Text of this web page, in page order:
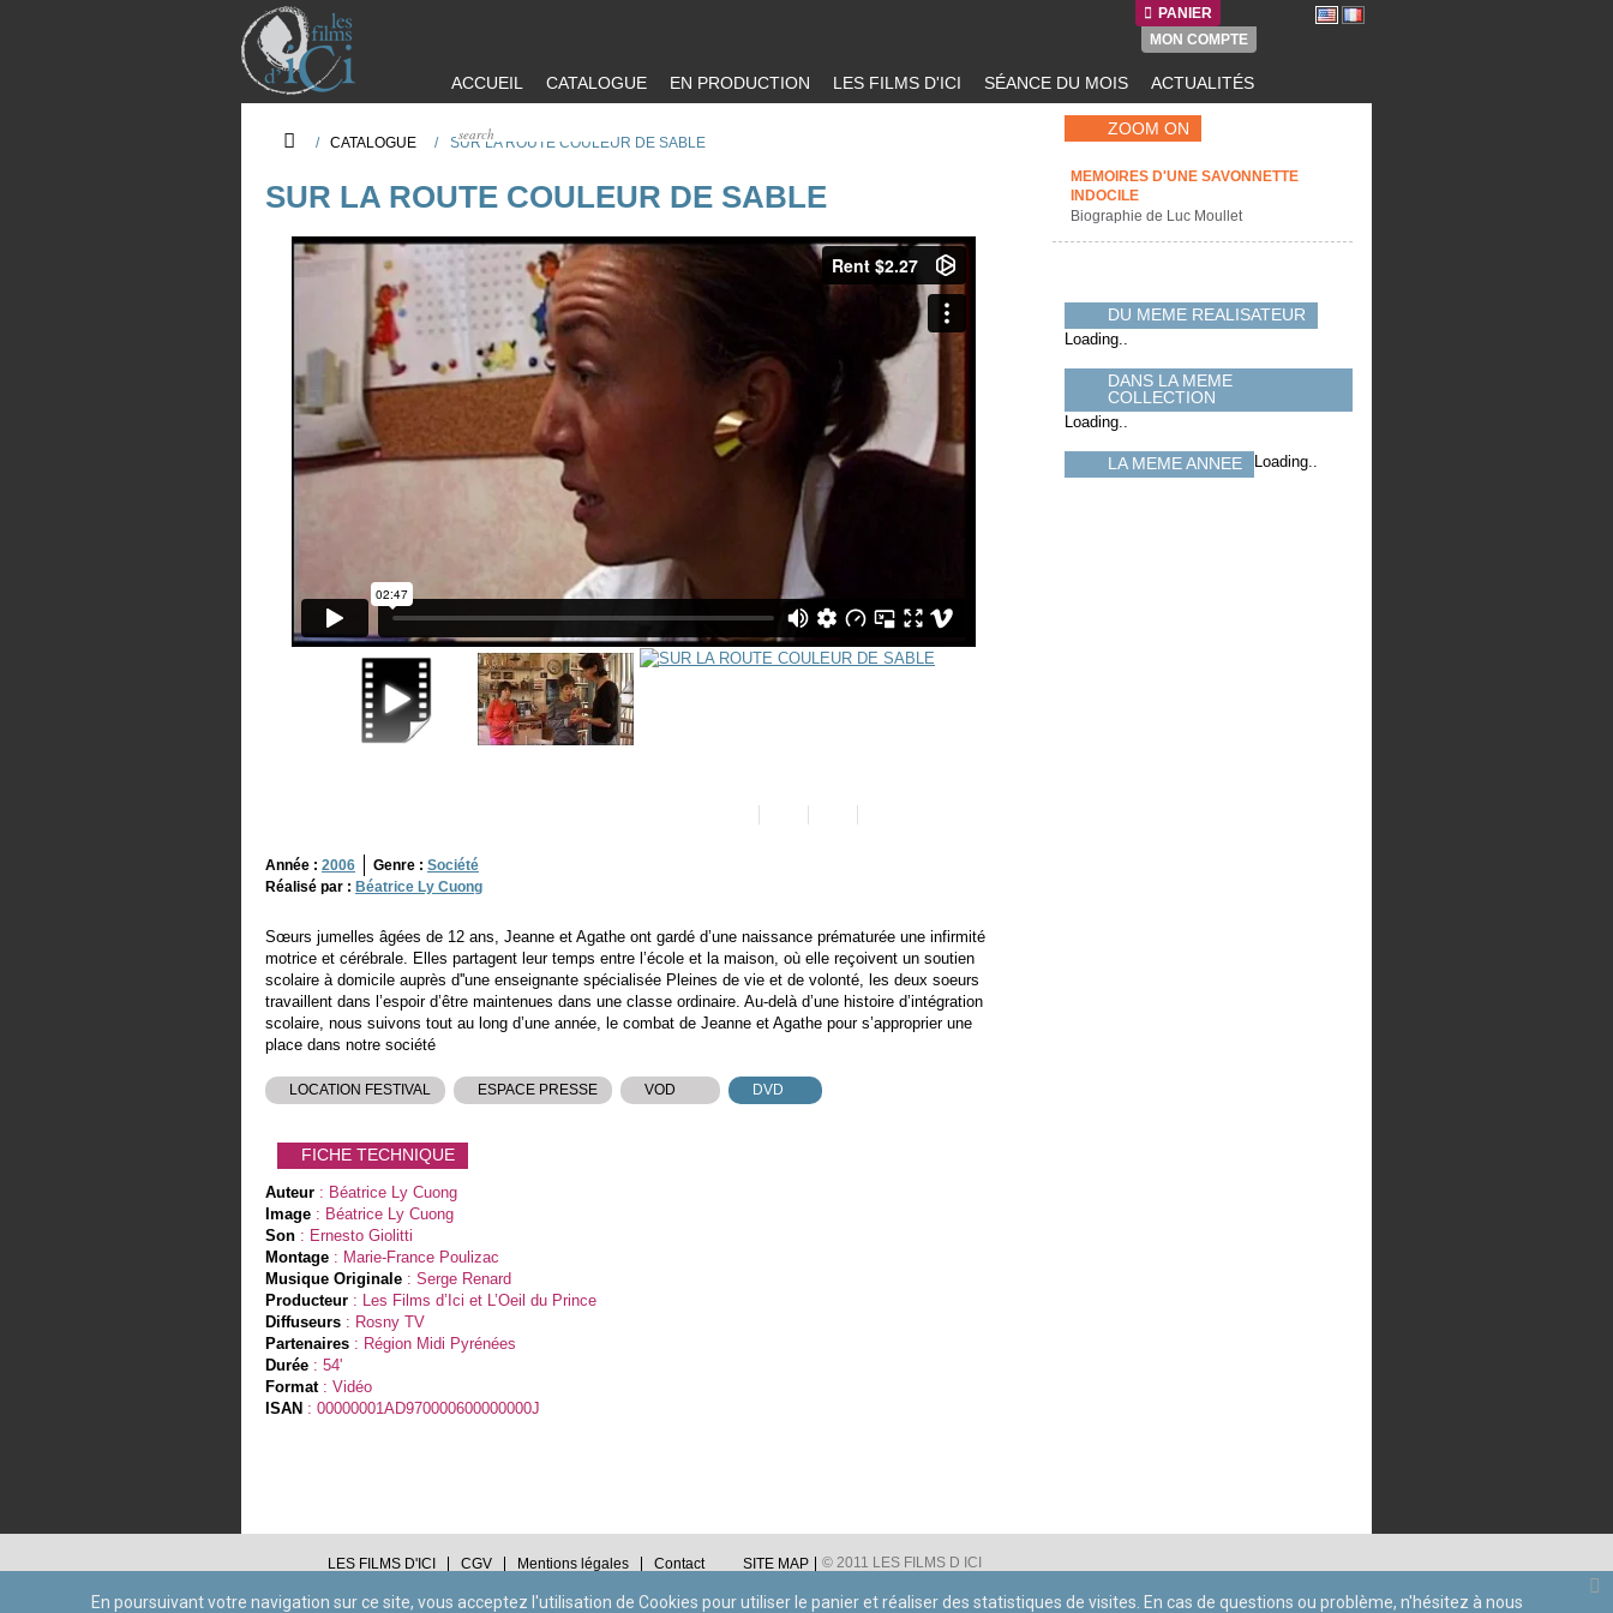
PANIER
MON COMPTE
ACCUEIL CATALOGUE EN PRODUCTION LES FILMS D'ICI SÉANCE DU MOIS ACTUALITÉS
/ CATALOGUE / SUR LA ROUTE COULEUR DE SABLE
SUR LA ROUTE COULEUR DE SABLE
Année : 2006 Genre : Société
Réalisé par : Béatrice Ly Cuong
Sœurs jumelles âgées de 12 ans, Jeanne et Agathe ont gardé d’une naissance prématurée une infirmité
motrice et cérébrale. Elles partagent leur temps entre l’école et la maison, où elle reçoivent un soutien
scolaire à domicile auprès d''une enseignante spécialisée Pleines de vie et de volonté, les deux soeurs
travaillent dans l’espoir d’être maintenues dans une classe ordinaire. Au-delà d’une histoire d’intégration
scolaire, nous suivons tout au long d’une année, le combat de Jeanne et Agathe pour s’approprier une
place dans notre société
LOCATION FESTIVAL ESPACE PRESSE VOD DVD
FICHE TECHNIQUE
Auteur : Béatrice Ly Cuong
Image : Béatrice Ly Cuong
Son : Ernesto Giolitti
Montage : Marie-France Poulizac
Musique Originale : Serge Renard
Producteur : Les Films d’Ici et L’Oeil du Prince
Diffuseurs : Rosny TV
Partenaires : Région Midi Pyrénées
Durée : 54'
Format: Vidéo
ISAN : 00000001AD970000600000000J
ZOOM ON
MEMOIRES D'UNE SAVONNETTE
INDOCILE
Biographie de Luc Moullet
DU MEME REALISATEUR
Loading..
DANS LA MEME
COLLECTION
Loading..
LA MEME ANNEE Loading..
LES FILMS D'ICI CGV Mentions légales Contact SITE MAP © 2011 LES FILMS D ICI
En poursuivant votre navigation sur ce site, vous acceptez l'utilisation de Cookies pour utiliser le panier et réaliser des statistiques de visites. En cas de questions ou problème, n'hésitez à nous